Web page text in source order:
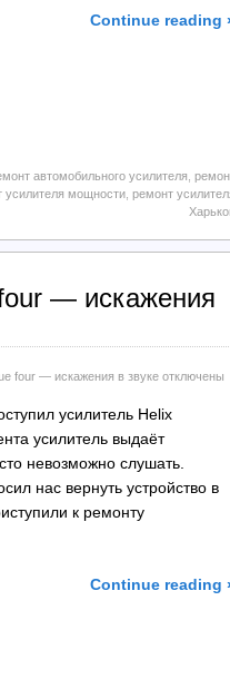
Continue reading
автомобильного усилителя
усилителя мощности ремонт
— искажения
four — искажения в звуке отключены
усилитель Helix
усилитель выдаёт
невозможно слушать.
нас вернуть устройство в
к ремонту
Continue reading